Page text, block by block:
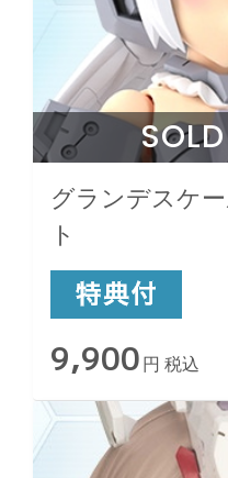
グランデスケ
ト
9,900 円 税込